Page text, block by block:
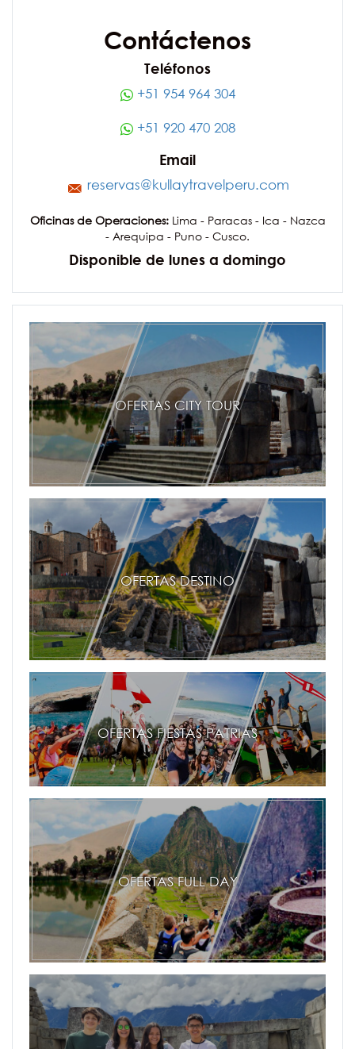
Contáctenos
Teléfonos
+51 954 964 304
+51 920 470 208
Email
reservas@kullaytravelperu.com
Oficinas de Operaciones:Lima - Paracas - Ica - Nazca
- Arequipa - Puno - Cusco.
Disponible de lunes a domingo
OFERTAS CITY TOUR
OFERTAS DESTINO
OFERTAS FIESTAS PATRIAS
OFERTAS FULL DAY